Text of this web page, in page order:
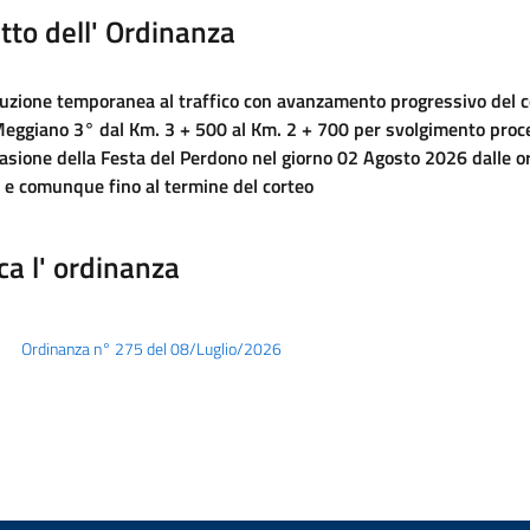
dell' Ordinanza
temporanea al traffico con avanzamento progressivo del
3° dal Km. 3 + 500 al Km. 2 + 700 per svolgimento
della Festa del Perdono nel giorno 02 Agosto 2026 dalle
comunque fino al termine del corteo
l' ordinanza
Ordinanza n° 275 del 08/Luglio/2026